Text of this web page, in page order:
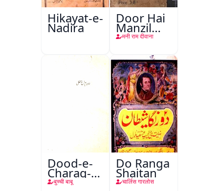
Hikayat-e-
Nadira
Door Hai
Manzil
Teri
मनी राम दीवाना
Dood-e-
Charag-e-
Mahfil
बुच्ची बाबू
Do Ranga
Shaitan
चार्लिस गारलोस